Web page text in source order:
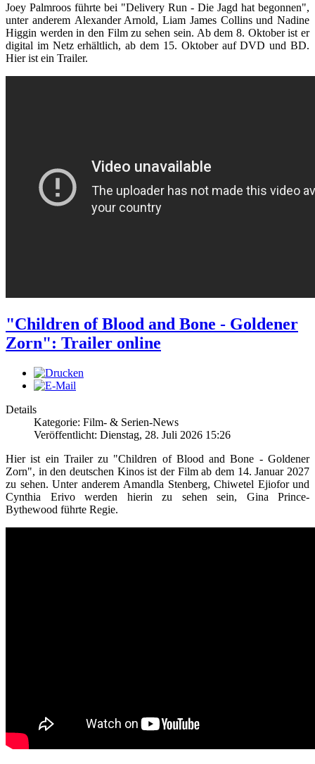
Joey Palmroos führte bei "Delivery Run - Die Jagd hat begonnen",
unter anderem Alexander Arnold, Liam James Collins und Nadine
Higgin werden in den Film zu sehen sein. Ab dem 8. Oktober ist er
digital im Netz erhältlich, ab dem 15. Oktober auf DVD und BD.
Hier ist ein Trailer.
"Children of Blood and Bone - Goldener
Zorn": Trailer online
Details
Kategorie: Film- & Serien-News
Veröffentlicht: Dienstag, 28. Juli 2026 15:26
Hier ist ein Trailer zu "Children of Blood and Bone - Goldener
Zorn", in den deutschen Kinos ist der Film ab dem 14. Januar 2027
zu sehen. Unter anderem Amandla Stenberg, Chiwetel Ejiofor und
Cynthia Erivo werden hierin zu sehen sein, Gina Prince-
Bythewood führte Regie.